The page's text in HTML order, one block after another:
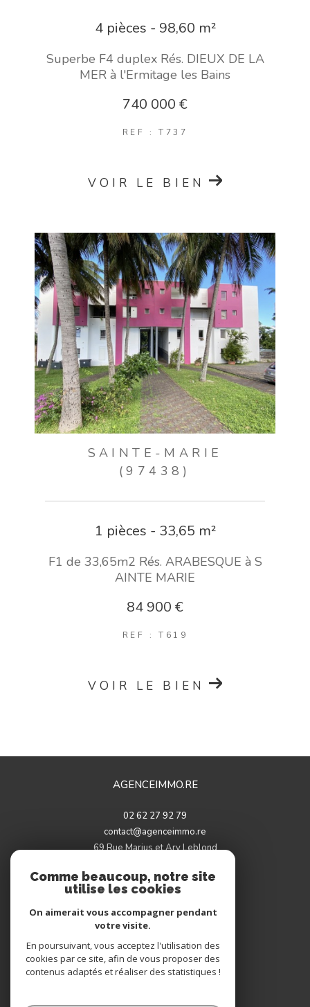
4 pièces - 98,60 m²
Superbe F4 duplex Rés. DIEUX DE LA
MER à l'Ermitage les Bains
740 000 €
REF : T737
VOIR LE BIEN
SAINTE-MARIE
(97438)
1 pièces - 33,65 m²
F1 de 33,65m2 Rés. ARABESQUE à S
AINTE MARIE
84 900 €
REF : T619
VOIR LE BIEN
AGENCEIMMO.RE
02 62 27 92 79
contact@agenceimmo.re
69 Rue Marius et Ary Leblond
Adhérents
Comme beaucoup, notre site
utilise les cookies
On aimerait vous accompagner pendant
votre visite.
En poursuivant, vous acceptez l'utilisation des
cookies par ce site, afin de vous proposer des
contenus adaptés et réaliser des statistiques !